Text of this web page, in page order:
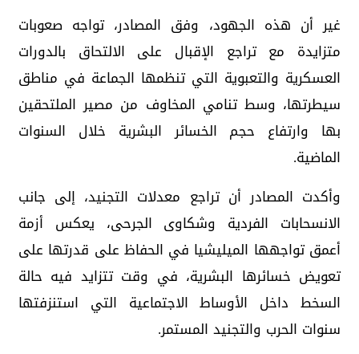
غير أن هذه الجهود، وفق المصادر، تواجه صعوبات
متزايدة مع تراجع الإقبال على الالتحاق بالدورات
العسكرية والتعبوية التي تنظمها الجماعة في مناطق
سيطرتها، وسط تنامي المخاوف من مصير الملتحقين
بها وارتفاع حجم الخسائر البشرية خلال السنوات
الماضية.
وأكدت المصادر أن تراجع معدلات التجنيد، إلى جانب
الانسحابات الفردية وشكاوى الجرحى، يعكس أزمة
أعمق تواجهها الميليشيا في الحفاظ على قدرتها على
تعويض خسائرها البشرية، في وقت تتزايد فيه حالة
السخط داخل الأوساط الاجتماعية التي استنزفتها
سنوات الحرب والتجنيد المستمر.